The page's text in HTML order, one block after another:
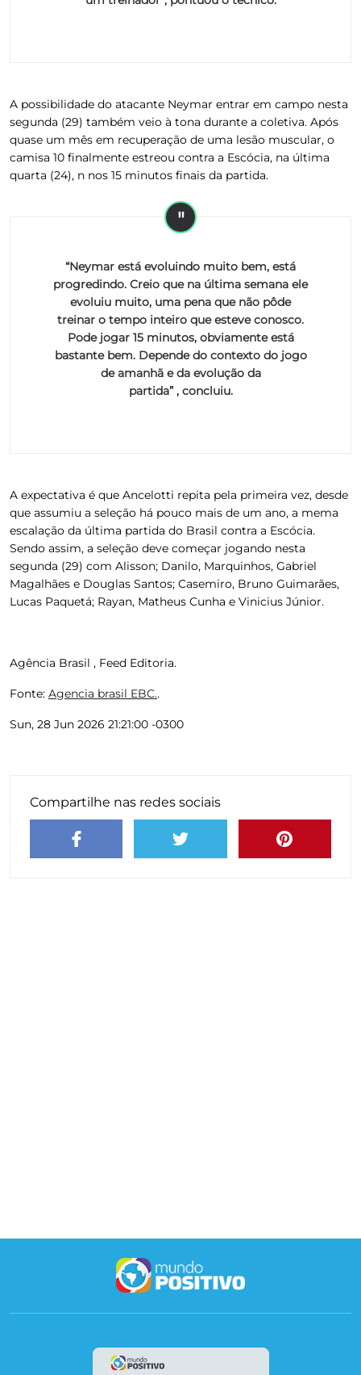
A possibilidade do atacante Neymar entrar em campo nesta
segunda (29) também veio à tona durante a coletiva. Após
quase um mês em recuperação de uma lesão muscular, o
camisa 10 finalmente estreou contra a Escócia, na última
quarta (24), n nos 15 minutos finais da partida.
“Neymar está evoluindo muito bem, está
progredindo. Creio que na última semana ele
evoluiu muito, uma pena que não pôde
treinar o tempo inteiro que esteve conosco.
Pode jogar 15 minutos, obviamente está
bastante bem. Depende do contexto do jogo
de amanhã e da evolução da
partida” , concluiu.
A expectativa é que Ancelotti repita pela primeira vez, desde
que assumiu a seleção há pouco mais de um ano, a mema
escalação da última partida do Brasil contra a Escócia.
Sendo assim, a seleção deve começar jogando nesta
segunda (29) com Alisson; Danilo, Marquinhos, Gabriel
Magalhães e Douglas Santos; Casemiro, Bruno Guimarães,
Lucas Paquetá; Rayan, Matheus Cunha e Vinicius Júnior.
Agência Brasil , Feed Editoria.
Fonte: Agencia brasil EBC..
Sun, 28 Jun 2026 21:21:00 -0300
Compartilhe nas redes sociais